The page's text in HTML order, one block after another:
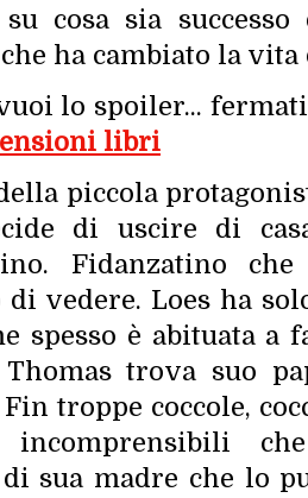
cosa sia
ha cambiato la
lo spoiler...
libri
piccola
di uscire di
Fidanzatino
vedere. Loes ha
spesso è abituata a
Thomas trova suo
Fin troppe coccole,
incomprensibili
sua madre che lo